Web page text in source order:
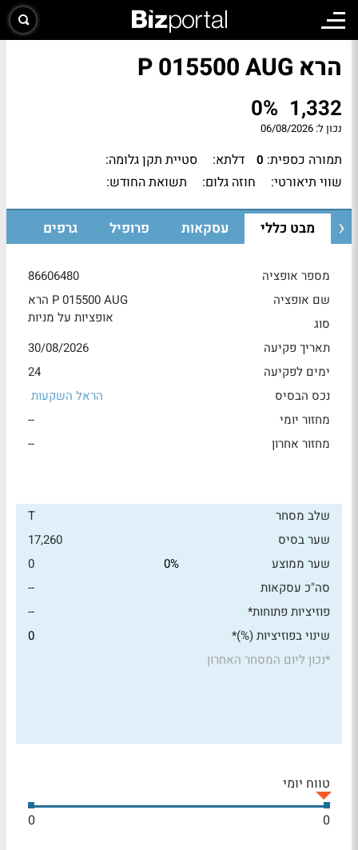
הרא P 015500 AUG
1,332
0%
נכון ל: 06/08/2026
תמורה כספית: 0 דלתא:
סטיית תקן גלומה:
שווי תיאורטי:
חוזה גלום: תשואת החודש:
מבט כללי עסקאות פרופיל גרפים
מספר אופציה
86606480
שם אופציה
הרא P 015500 AUG
סוג
אופציות על מניות
תאריך פקיעה
30/08/2026
ימים לפקיעה
24
נכס הבסיס
הראל השקעות
מחזור יומי
--
מחזור אחרון
--
שלב מסחר
T
שער בסיס
17,260
שער ממוצע
0%
0
סה"כ עסקאות
--
פוזיציות פתוחות*
--
שינוי בפוזיציות (%)*
0
*נכון ליום המסחר האחרון
טווח יומי
0
0